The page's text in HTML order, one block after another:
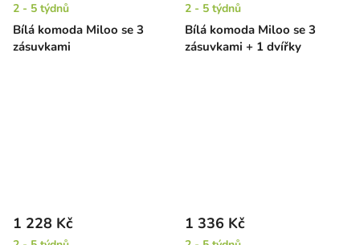
Bílá komoda Miloo se 3
zásuvkami
2 - 5 týdnů
Bílá komoda Miloo se 3
zásuvkami + 1 dvířky
2 - 5 týdnů
1 228 Kč 1 336 Kč